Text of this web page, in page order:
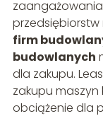
firm
budowlanych
dla zakupu.
zakupu
obciążenie dla